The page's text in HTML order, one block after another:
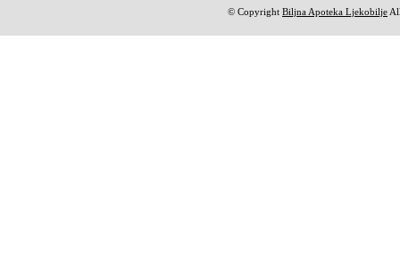
© Copyright Biljna Apoteka Ljekobilje